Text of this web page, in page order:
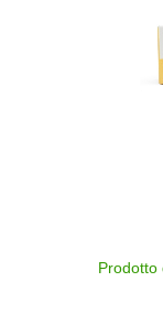
Prodotto